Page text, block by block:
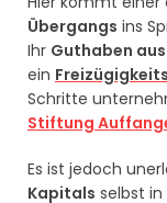
Übergangs ins
Ihr Guthaben
ein
Schritte
Stiftung
Es ist jedoch
Kapitals selbst in